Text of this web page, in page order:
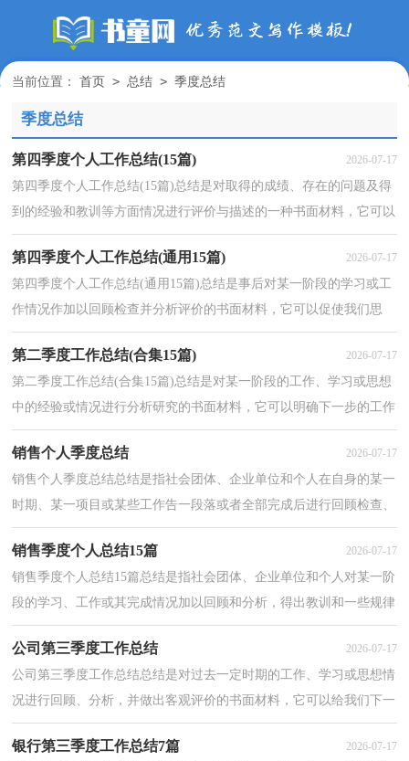
当前位置： 首页 > 总结 > 季度总结
季度总结
第四季度个人工作总结(15篇) 2026-07-17
第四季度个人工作总结(15篇)总结是对取得的成绩、存在的问题及得
到的经验和教训等方面情况进行评价与描述的一种书面材料，它可以
有效锻炼我们的语言组织能力，因此好好准备一份...
第四季度个人工作总结(通用15篇) 2026-07-17
第四季度个人工作总结(通用15篇)总结是事后对某一阶段的学习或工
作情况作加以回顾检查并分析评价的书面材料，它可以促使我们思
考，让我们一起来学习写总结吧。那么总结要注意有...
第二季度工作总结(合集15篇) 2026-07-17
第二季度工作总结(合集15篇)总结是对某一阶段的工作、学习或思想
中的经验或情况进行分析研究的书面材料，它可以明确下一步的工作
方向，少走弯路，少犯错误，提高工作效益，我想我们需...
销售个人季度总结 2026-07-17
销售个人季度总结总结是指社会团体、企业单位和个人在自身的某一
时期、某一项目或某些工作告一段落或者全部完成后进行回顾检查、
分析评价，从而肯定成绩，得到经验，找出差距，得出...
销售季度个人总结15篇 2026-07-17
销售季度个人总结15篇总结是指社会团体、企业单位和个人对某一阶
段的学习、工作或其完成情况加以回顾和分析，得出教训和一些规律
性认识的一种书面材料，它有助于我们寻找工作和...
公司第三季度工作总结 2026-07-17
公司第三季度工作总结总结是对过去一定时期的工作、学习或思想情
况进行回顾、分析，并做出客观评价的书面材料，它可以给我们下一
阶段的学习和工作生活做指导，让我们来为自己写一...
银行第三季度工作总结7篇 2026-07-17